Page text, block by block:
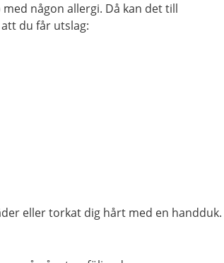
någon allergi. Då kan det till
du får utslag:
eller torkat dig hårt med en handduk.